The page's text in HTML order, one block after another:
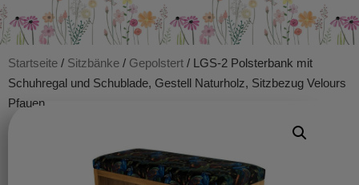
Startseite / Sitzbänke / Gepolstert / LGS-2 Polsterbank mit
Schuhregal und Schublade, Gestell Naturholz, Sitzbezug Velours
Pfauen